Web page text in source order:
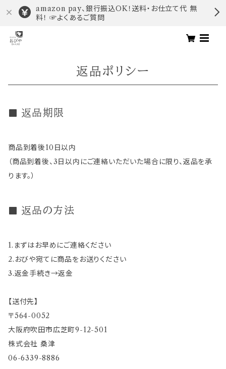
amazon pay、銀行振込OK！送料・お仕立て代 無
料！ ☞よくあるご質問
返品ポリシー
返品期限
商品到着後10日以内
（商品到着後、3日以内にご連絡いただいた場合に限り、返品を承
ります。）
返品の方法
1.まずはお早めにご連絡ください
2.おびや宛てに商品をお送りください
3.返金手続き→返金
【送付先】
〒564-0052
大阪府吹田市広芝町9-12-501
株式会社 桑津
06-6339-8886